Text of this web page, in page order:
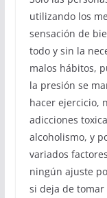
utilizando los
sensación de
todo y sin la
malos hábitos,
la presión se
hacer ejercicio,
adicciones
alcoholismo, y
variados
ningún ajuste
si deja de